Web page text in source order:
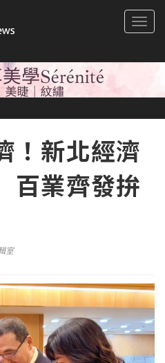
！新北經濟
業齊發拚
室